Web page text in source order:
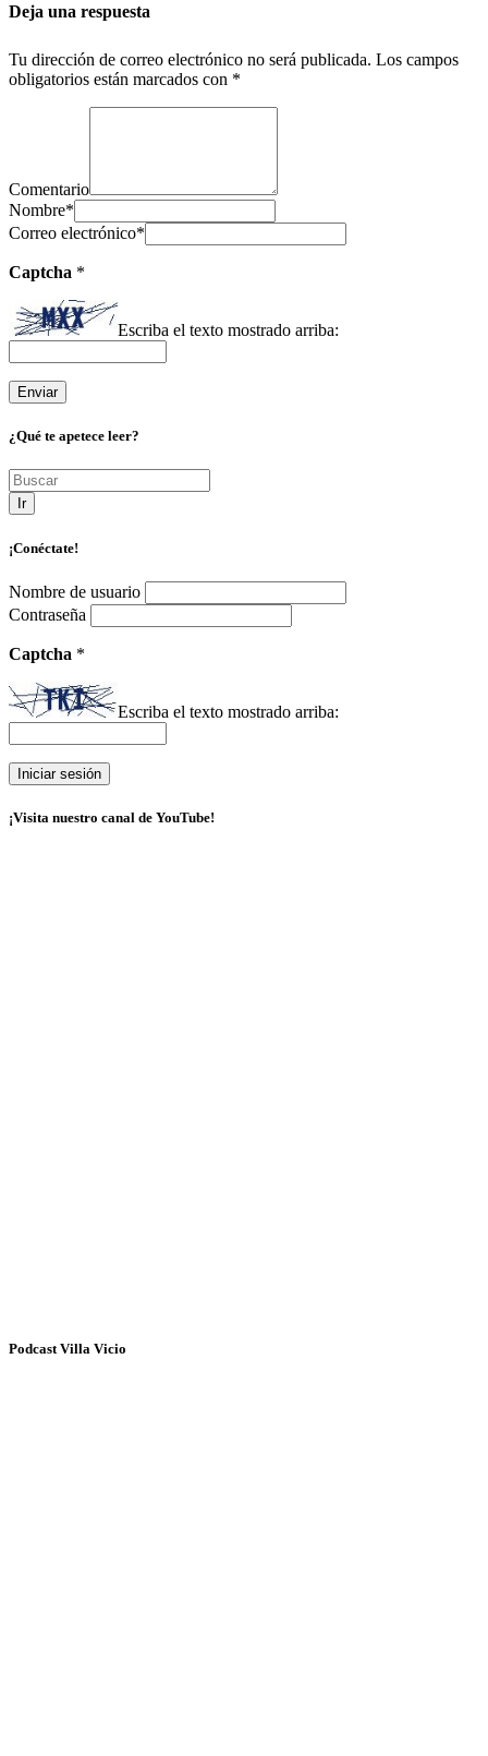
Deja una respuesta
Tu dirección de correo electrónico no será publicada. Los campos
obligatorios están marcados con *
Comentario
Nombre*
Correo electrónico*
Captcha *
Escriba el texto mostrado arriba:
¿Qué te apetece leer?
Ir
¡Conéctate!
Nombre de usuario
Contraseña
Captcha *
Escriba el texto mostrado arriba:
¡Visita nuestro canal de YouTube!
Podcast Villa Vicio